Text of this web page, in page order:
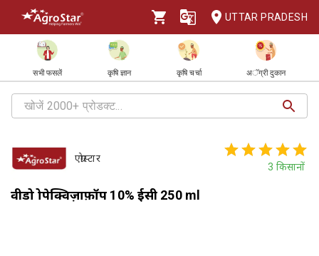
UTTAR PRADESH
सभी फसलें कृषि ज्ञान कृषि चर्चा अॅग्री दुकान
एग्रोस्टार
3 किसानों
वीडप्रो प्रोपेक्विज़ाफ़ॉप 10% ईसी 250 ml